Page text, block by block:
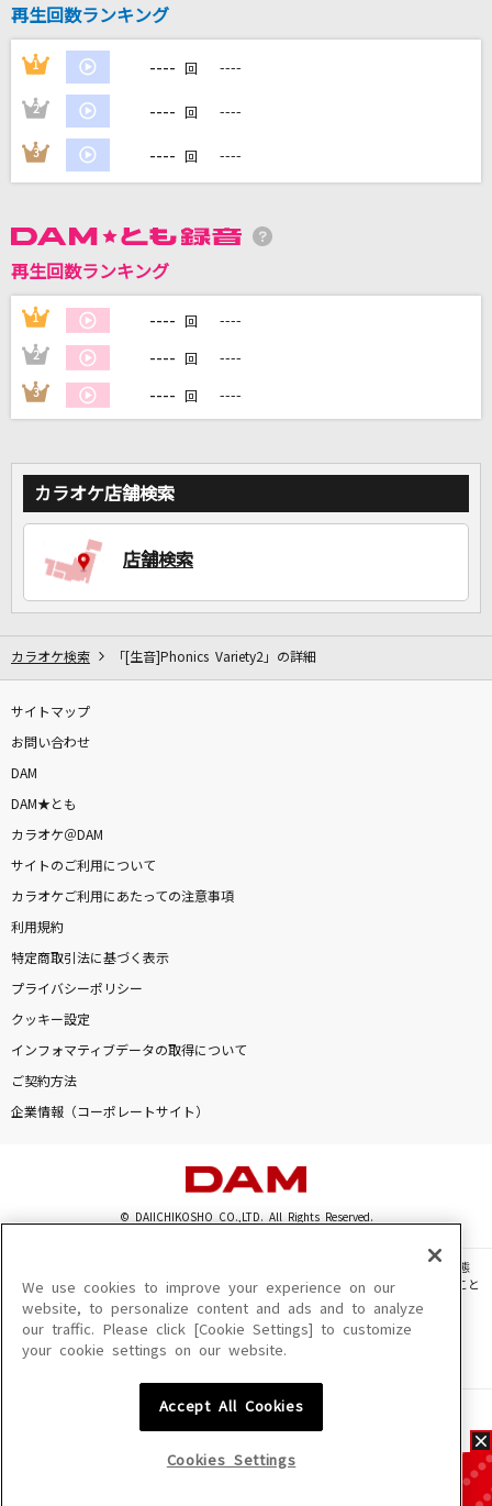
残酷な天使のテーゼ
高橋洋子
怪獣の花唄
Vaundy
T.M.Revolution
章
緑黄色社会
カラオケをもっと楽しもう！
再生回数ランキング
1 ---- 回 ----
2 ---- 回 ----
3 ---- 回 ----
再生回数ランキング
1 ---- 回 ----
2 ---- 回 ----
3 ---- 回 ----
カラオケ店舗検索
店舗検索
カラオケ検索 「[生音]Phonics Variety2」の詳細
サイトマップ
お問い合わせ
DAM
DAM★とも
カラオケ＠DAM
サイトのご利用について
カラオケご利用にあたっての注意事項
利用規約
特定商取引法に基づく表示
プライバシーポリシー
クッキー設定
インフォマティブデータの取得について
ご契約方法
企業情報（コーポレートサイト）
© DAIICHIKOSHO CO.,LTD. All Rights Reserved.
このサイトに掲載されている一切の文章・画像・写真・動画・音声等を、手段や形態
を問わず、著作権法の定める範囲を超えて無断で複製、転載、ファイル化などすること
を禁じます。
楽曲及びコンテンツは、機種によりご利用いただけない場合があります。
楽曲及びコンテンツの配信日、配信内容が変更になる場合があります。
We use cookies to improve your experience on our
website, to personalize content and ads and to analyze
our traffic. Please click [Cookie Settings] to customize
your cookie settings on our website.
Accept All Cookies
Cookies Settings